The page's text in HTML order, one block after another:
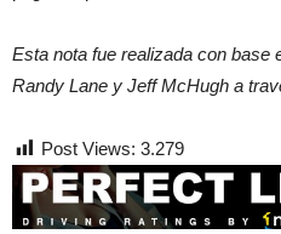
Esta nota fue realizada con base
Randy Lane y Jeff McHugh a
Post Views: 3.279